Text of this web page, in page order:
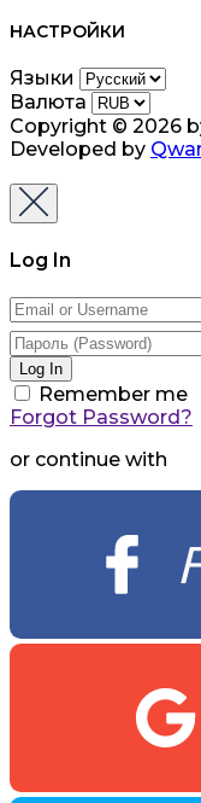
НАСТРОЙКИ
Языки
Валюта
Copyright © 2026
Developed by
Log In
Remember me
Forgot Password?
or continue with